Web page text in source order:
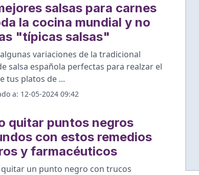
salsas para carnes
la cocina mundial y no
"típicas salsas"
variaciones de la tradicional
salsa española perfectas para realzar el
tus platos de ...
a: 12-05-2024 09:42
quitar puntos negros
con estos remedios
y farmacéuticos
quitar un punto negro con trucos